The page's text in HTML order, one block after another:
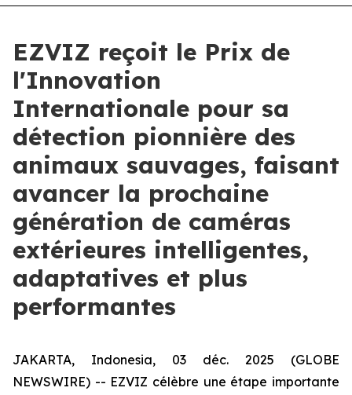
EZVIZ reçoit le Prix de
l'Innovation
Internationale pour sa
détection pionnière des
animaux sauvages, faisant
avancer la prochaine
génération de caméras
extérieures intelligentes,
adaptatives et plus
performantes
JAKARTA, Indonesia, 03 déc. 2025 (GLOBE
NEWSWIRE) -- EZVIZ célèbre une étape importante